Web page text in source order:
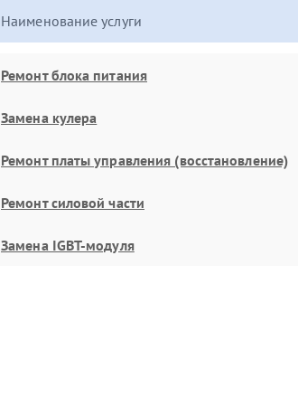
Наименование услуги
Ремонт блока питания
Замена кулера
Ремонт платы управления (восстановление)
Ремонт силовой части
Замена IGBT-модуля